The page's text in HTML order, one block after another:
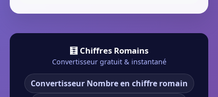
🧮 Chiffres Romains
Convertisseur gratuit & instantané
Convertisseur Nombre en chiffre romain